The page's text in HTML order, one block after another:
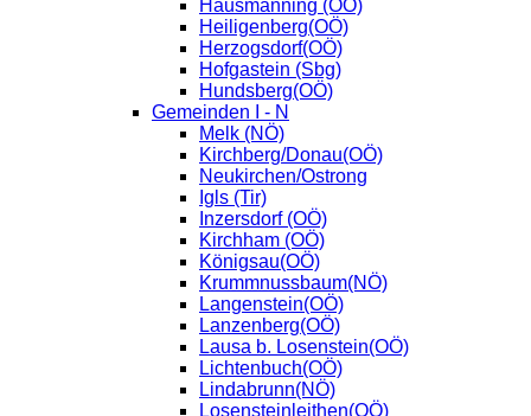
Hausmanning (OÖ)
Heiligenberg(OÖ)
Herzogsdorf(OÖ)
Hofgastein (Sbg)
Hundsberg(OÖ)
Gemeinden I - N
Melk (NÖ)
Kirchberg/Donau(OÖ)
Neukirchen/Ostrong
Igls (Tir)
Inzersdorf (OÖ)
Kirchham (OÖ)
Königsau(OÖ)
Krummnussbaum(NÖ)
Langenstein(OÖ)
Lanzenberg(OÖ)
Lausa b. Losenstein(OÖ)
Lichtenbuch(OÖ)
Lindabrunn(NÖ)
Losensteinleithen(OÖ)